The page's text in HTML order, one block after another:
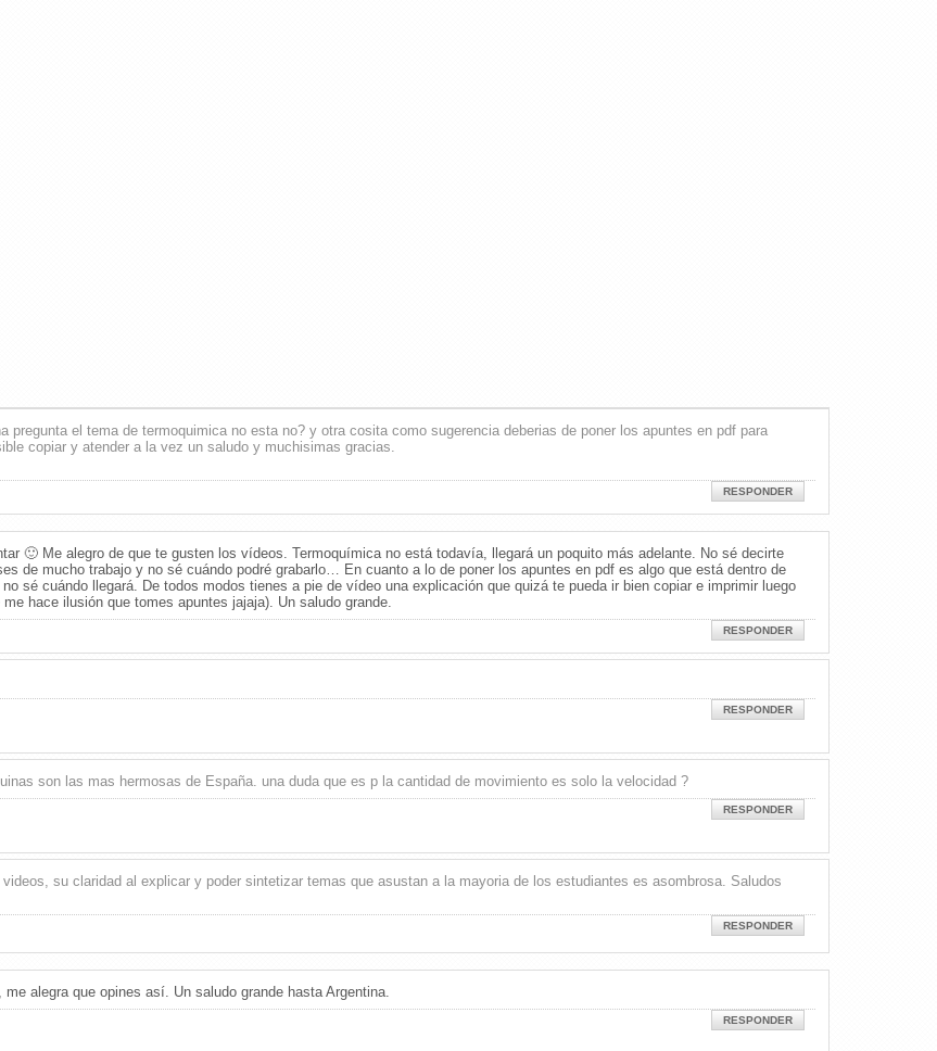
pregunta el tema de termoquimica no esta no? y otra cosita como sugerencia deberias de poner los apuntes en pdf para
copiar y atender a la vez un saludo y muchisimas gracias.
RESPONDER
🙂 Me alegro de que te gusten los vídeos. Termoquímica no está todavía, llegará un poquito más adelante. No sé decirte
de mucho trabajo y no sé cuándo podré grabarlo… En cuanto a lo de poner los apuntes en pdf es algo que está dentro de
sé cuándo llegará. De todos modos tienes a pie de vídeo una explicación que quizá te pueda ir bien copiar e imprimir luego
hace ilusión que tomes apuntes jajaja). Un saludo grande.
RESPONDER
RESPONDER
son las mas hermosas de España. una duda que es p la cantidad de movimiento es solo la velocidad ?
RESPONDER
su claridad al explicar y poder sintetizar temas que asustan a la mayoria de los estudiantes es asombrosa. Saludos
RESPONDER
alegra que opines así. Un saludo grande hasta Argentina.
RESPONDER